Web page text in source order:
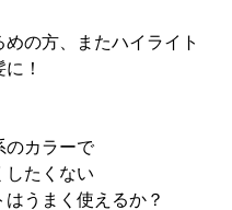
の方、またハイライト
！
のカラーで
したくない
はうまく使えるか？